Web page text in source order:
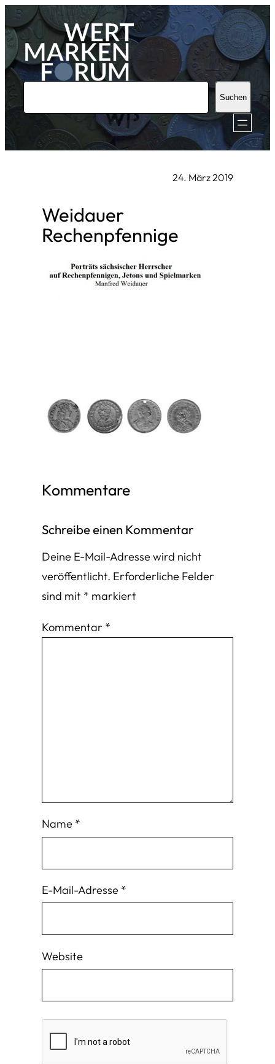
Zum
Inhalt
springen
u
h
Suchen
24. März 2019
Weidauer
Rechenpfennige
Kommentare
Schreibe einen Kommentar
Deine E-Mail-Adresse wird nicht
veröffentlicht. Erforderliche Felder
sind mit * markiert
Kommentar *
Name *
E-Mail-Adresse *
Website